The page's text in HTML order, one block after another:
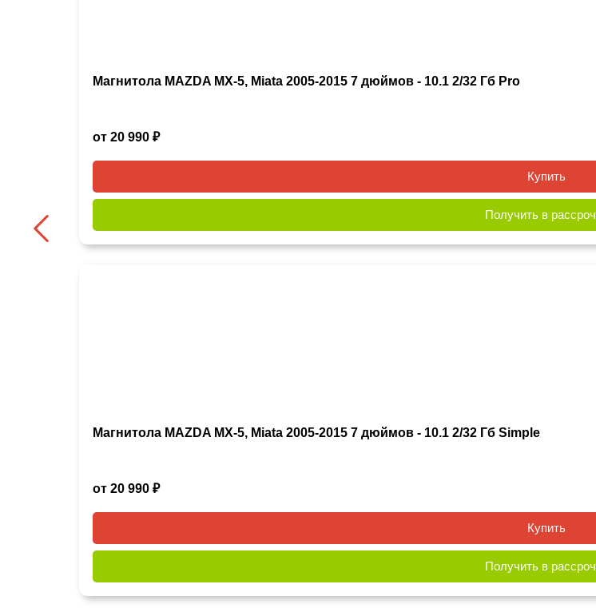
Магнитола MAZDA MX-5, Miata 2005-2015 7 дюймов - 10.1 2/32 Гб Pro
от 20 990 ₽
Купить
Получить в
Магнитола MAZDA MX-5, Miata 2005-2015 7 дюймов - 10.1 2/32 Гб Simple
от 20 990 ₽
Купить
Получить в